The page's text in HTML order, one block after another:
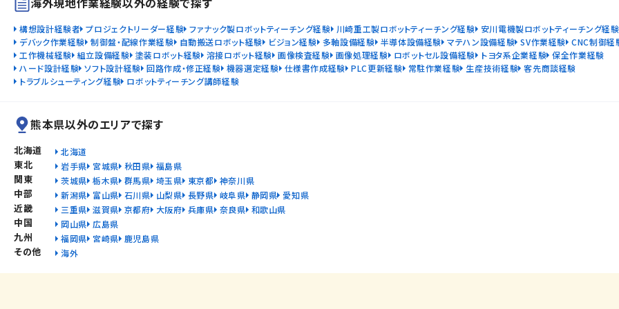
構想設計経験者 プロジェクトリーダー経験 ファナック製ロボットティーチング経験 川崎重工製ロボットティーチング経験 安川電機製ロボットティーチング経験
デバック作業経験 制御盤・配線作業経験 自動搬送ロボット経験 ビジョン経験 多軸設備経験 半導体設備経験 マテハン設備経験 SV作業経験 CNC制御経
工作機械経験 組立設備経験 塗装ロボット経験 溶接ロボット経験 画像検査経験 画像処理経験 ロボットセル設備経験 トヨタ系企業経験 保全作業経験
ハード設計経験 ソフト設計経験 回路作成・修正経験 機器選定経験 仕様書作成経験 PLC更新経験 常駐作業経験 生産技術経験 客先商談経験
トラブルシューティング経験 ロボットティーチング講師経験
熊本県以外のエリアで探す
北海道 北海道
東北 岩手県 宮城県 秋田県 福島県
関東 茨城県 栃木県 群馬県 埼玉県 東京都 神奈川県
中部 新潟県 富山県 石川県 山梨県 長野県 岐阜県 静岡県 愛知県
近畿 三重県 滋賀県 京都府 大阪府 兵庫県 奈良県 和歌山県
中国 岡山県 広島県
九州 福岡県 宮崎県 鹿児島県
その他 海外